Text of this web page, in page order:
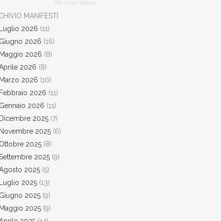
RSS Feed Widget
MANIFESTI
2026 (11)
2026 (16)
2026 (8)
2026 (8)
2026 (10)
2026 (11)
2026 (11)
2025 (7)
2025 (6)
2025 (8)
2025 (9)
2025 (5)
2025 (13)
2025 (9)
2025 (9)